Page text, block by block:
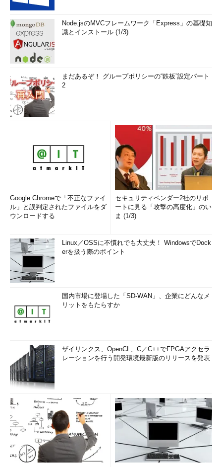
Node.jsのMVCフレームワーク「Express」の基礎知
識とインストール (1/3)
まだあるぞ！ グループポリシーの“鉄板”設定パート
2
Google Chromeで「不正なファイ
ル」と誤判定されたファイルをダ
ウンロードする
セキュリティベンダー2社のリポ
ートに見る「攻撃の高度化」のい
ま (1/3)
Linux／OSSに不慣れでも大丈夫！ WindowsでDock
erを扱う際のポイント
国内市場に登場した「SD-WAN」、企業にどんなメ
リットをもたらすか
ザイリンクス、OpenCL、C／C++でFPGAアクセラ
レーションを行う開発環境最新版のリリースを発表